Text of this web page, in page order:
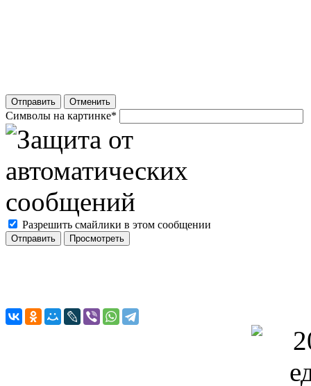
Отправить Отменить
Символы на картинке*
Разрешить смайлики в этом сообщении